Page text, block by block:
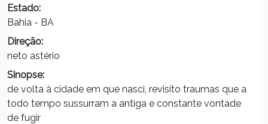
Estado:
Bahia - BA
Direção:
neto astério
Sinopse:
de volta à cidade em que nasci, revisito traumas que a
todo tempo sussurram a antiga e constante vontade
de fugir